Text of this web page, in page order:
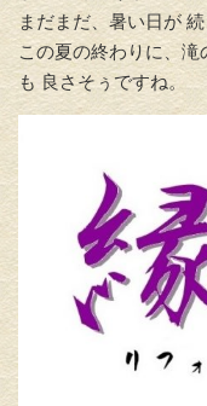
まだまだ、暑い日が
この夏の終わりに、
も 良さそぅですね。